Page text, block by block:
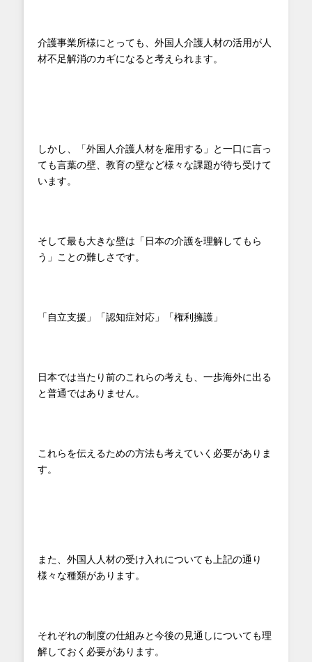
介護事業所様にとっても、外国人介護人材の活用が人
材不足解消のカギになると考えられます。
しかし、「外国人介護人材を雇用する」と一口に言っ
ても言葉の壁、教育の壁など様々な課題が待ち受けて
います。
そして最も大きな壁は「日本の介護を理解してもら
う」ことの難しさです。
「自立支援」「認知症対応」「権利擁護」
日本では当たり前のこれらの考えも、一歩海外に出る
と普通ではありません。
これらを伝えるための方法も考えていく必要がありま
す。
また、外国人人材の受け入れについても上記の通り
様々な種類があります。
それぞれの制度の仕組みと今後の見通しについても理
解しておく必要があります。